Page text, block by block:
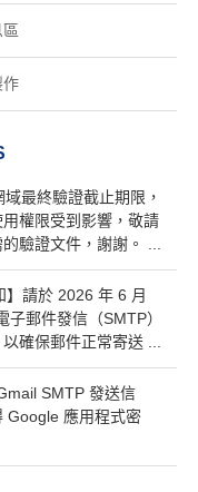
作
域最終驗證截止期限，
權限受到影響，敬請
驗證文件，謝謝。 ...
】請於 2026 年 6 月
子郵件發信（SMTP）
確保郵件正常寄送 ...
SMTP 發送信
Google 應用程式密